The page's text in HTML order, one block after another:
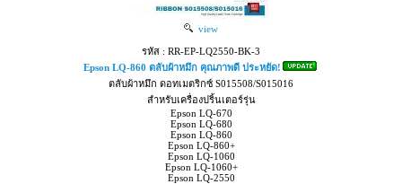
view
รหัส : RR-EP-LQ2550-BK-3
Epson LQ-860 ตลับผ้าหมึก คุณภาพดี ประหยัด!
ตลับผ้าหมึก ดอทเมตริกซ์ S015508/S015016
สำหรับเครื่องปริ้นเตอร์รุ่น
Epson LQ-670
Epson LQ-680
Epson LQ-860
Epson LQ-860+
Epson LQ-1060
Epson LQ-1060+
Epson LQ-2550